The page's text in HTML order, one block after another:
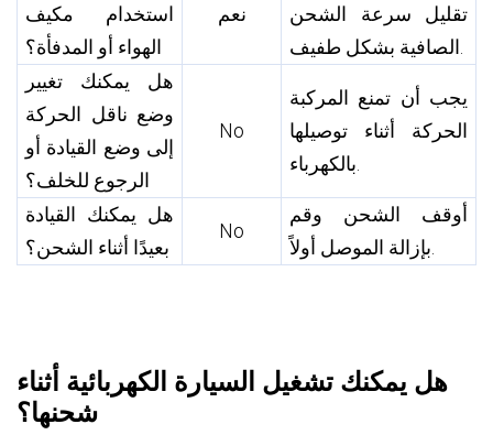
استخدام مكيف
الهواء أو المدفأة؟
نعم
تقليل سرعة الشحن
هل يمكنك تغيير
وضع ناقل الحركة
إلى وضع القيادة أو
الرجوع للخلف؟
No
يجب أن تمنع المركبة
الحركة أثناء توصيلها
هل يمكنك القيادة
بعيدًا أثناء الشحن؟
No
أوقف الشحن وقم
هل يمكنك تشغيل السيارة الكهربائية أثناء
شحنها؟